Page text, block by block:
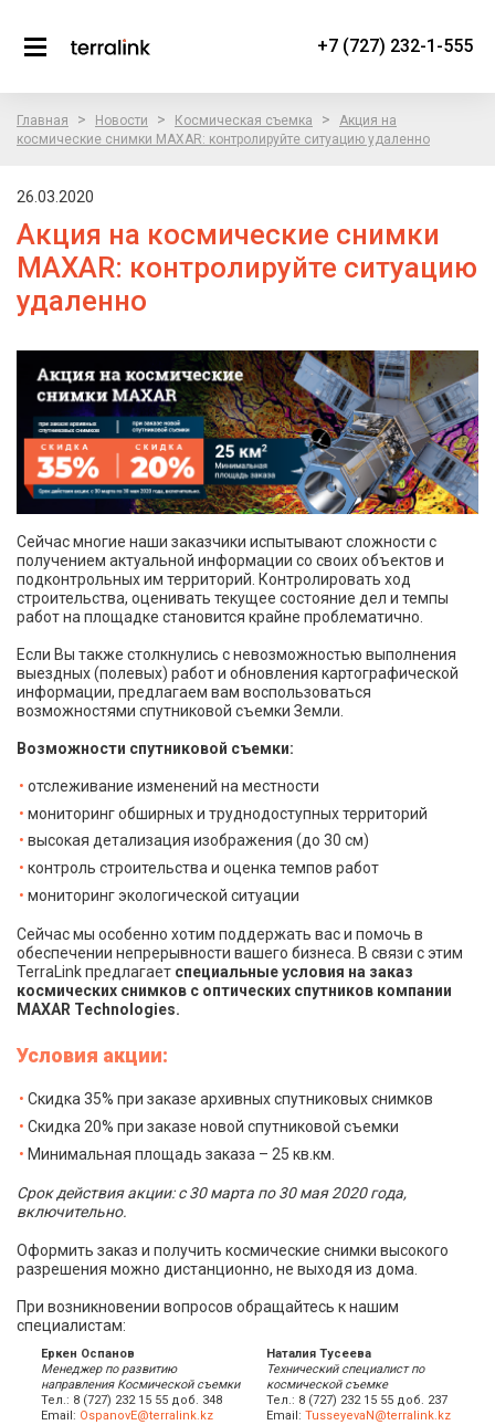
+7 (727) 232-1-555
Главная > Новости > Космическая съемка >
Акция на
космические снимки MAXAR: контролируйте ситуацию удаленно
26.03.2020
Акция на космические снимки
MAXAR: контролируйте ситуацию
удаленно
Сейчас многие наши заказчики испытывают сложности с
получением актуальной информации со своих объектов и
подконтрольных им территорий. Контролировать ход
строительства, оценивать текущее состояние дел и темпы
работ на площадке становится крайне проблематично.
Если Вы также столкнулись с невозможностью выполнения
выездных (полевых) работ и обновления картографической
информации, предлагаем вам воспользоваться
возможностями спутниковой съемки Земли.
Возможности спутниковой съемки:
отслеживание изменений на местности
мониторинг обширных и труднодоступных территорий
высокая детализация изображения (до 30 см)
контроль строительства и оценка темпов работ
мониторинг экологической ситуации
Сейчас мы особенно хотим поддержать вас и помочь в
обеспечении непрерывности вашего бизнеса. В связи с этим
TerraLink предлагает специальные условия на заказ
космических снимков с оптических спутников компании
MAXAR Technologies.
Условия акции:
Скидка 35% при заказе архивных спутниковых снимков
Скидка 20% при заказе новой спутниковой съемки
Минимальная площадь заказа – 25 кв.км.
Срок действия акции: с 30 марта по 30 мая 2020 года,
включительно.
Оформить заказ и получить космические снимки высокого
разрешения можно дистанционно, не выходя из дома.
При возникновении вопросов обращайтесь к нашим
специалистам:
Еркен Оспанов
Менеджер по развитию
направления Космической съемки
Тел.: 8 (727) 232 15 55 доб. 348
Email: OspanovE@terralink.kz
Наталия Тусеева
Технический специалист по
космической съемке
Тел.: 8 (727) 232 15 55 доб. 237
Email: TusseyevaN@terralink.kz